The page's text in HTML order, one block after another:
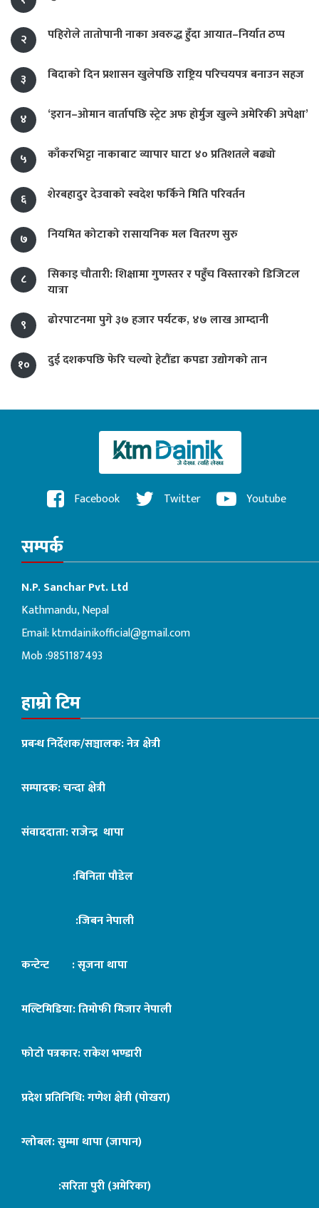
२ पहिरोले तातोपानी नाका अवरुद्ध हुँदा आयात–निर्यात ठप्प
३ बिदाको दिन प्रशासन खुलेपछि राष्ट्रिय परिचयपत्र बनाउन सहज
४ ‘इरान–ओमान वार्तापछि स्ट्रेट अफ होर्मुज खुल्ने अमेरिकी अपेक्षा’
५ काँकरभिट्टा नाकाबाट व्यापार घाटा ४० प्रतिशतले बढ्यो
६ शेरबहादुर देउवाको स्वदेश फर्किने मिति परिवर्तन
७ नियमित कोटाको रासायनिक मल वितरण सुरु
८
सिकाइ चौतारी: शिक्षामा गुणस्तर र पहुँच विस्तारको डिजिटल
यात्रा
९
ढोरपाटनमा पुगे ३७ हजार पर्यटक, ४७ लाख आम्दानी
१० दुई दशकपछि फेरि चल्यो हेटौंडा कपडा उद्योगको तान
Facebook Twitter Youtube
सम्पर्क
N.P. Sanchar Pvt. Ltd
Kathmandu, Nepal
Email:ktmdainikofficial@gmail.com
Mob :9851187493
हाम्रो टिम
प्रबन्ध निर्देशक/सञ्चालक: नेत्र क्षेत्री
सम्पादक: चन्दा क्षेत्री
संवाददाता: राजेन्द्र थापा
:बिनिता पौडेल
:जिबन नेपाली
कन्टेन्ट : सृजना थापा
मल्टिमिडिया: तिमोफी मिजार नेपाली
फोटो पत्रकार: राकेश भण्डारी
प्रदेश प्रतिनिधि: गणेश क्षेत्री (पोखरा)
ग्लोबल: सुम्मा थापा (जापान)
:सरिता पुरी (अमेरिका)